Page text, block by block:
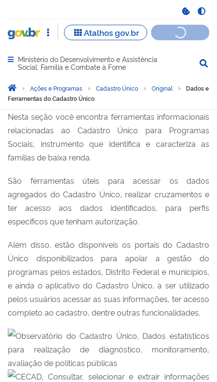
Abrir menu principal de navegação
Ministério do Desenvolvimento e Assistência
Social, Família e Combate à Fome
Você está aqui:
Página Inicial
Ações e Programas Cadastro Único Original
Dados e
Ferramentas do Cadastro Único
Dados e Ferramentas do
Nesta seção você encontra ferramentas informacionais
relacionadas ao Cadastro Único para Programas
Sociais, instrumento que identifica e caracteriza as
famílias de baixa renda.
São ferramentas úteis para acessar os dados
agregados do Cadastro Único, realizar cruzamentos e
ter acesso aos dados identificados, para perfis
específicos que tenham autorização.
Além disso, estão disponíveis os portais do Cadastro
Único disponibilizados para apoiar a gestão do
programas pelos estados, Distrito Federal e municípios,
e ainda o aplicativo do Cadastro Único, a ser utilizado
pelos usuários acessar as suas informações, ter acesso
completo ao cadastro, dentre outras funcionalidades.